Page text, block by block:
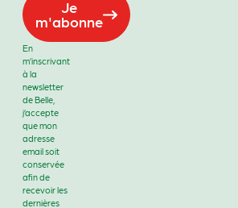
Je
m'abonne
En
m’inscrivant
à la
newsletter
de Belle,
j’accepte
que mon
adresse
email soit
conservée
afin de
recevoir les
dernières